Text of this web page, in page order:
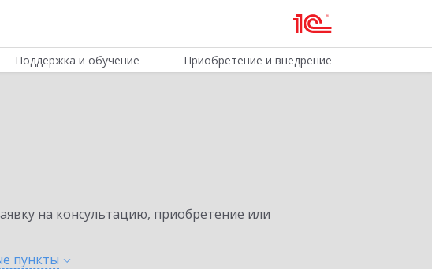
Поддержка и обучение Приобретение и внедрение
на консультацию, приобретение или
пункты